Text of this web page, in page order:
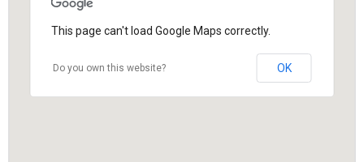
This page can't load Google Maps correctly.
Do you own this website? OK